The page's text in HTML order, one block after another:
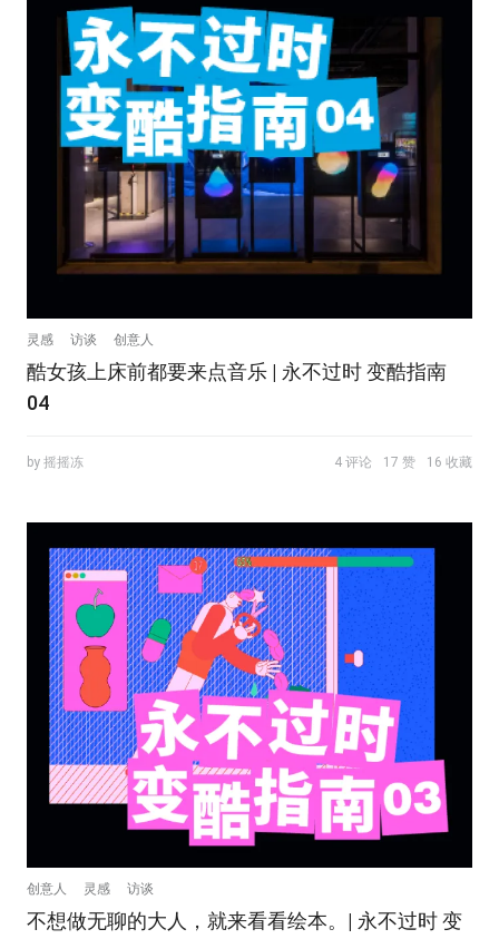
灵感 访谈 创意人
酷女孩上床前都要来点音乐 | 永不过时 变酷指南
04
by 摇摇冻 4 评论 17 赞 16 收藏
创意人 灵感 访谈
不想做无聊的大人，就来看看绘本。| 永不过时 变